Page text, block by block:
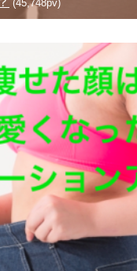
(45,748pv)